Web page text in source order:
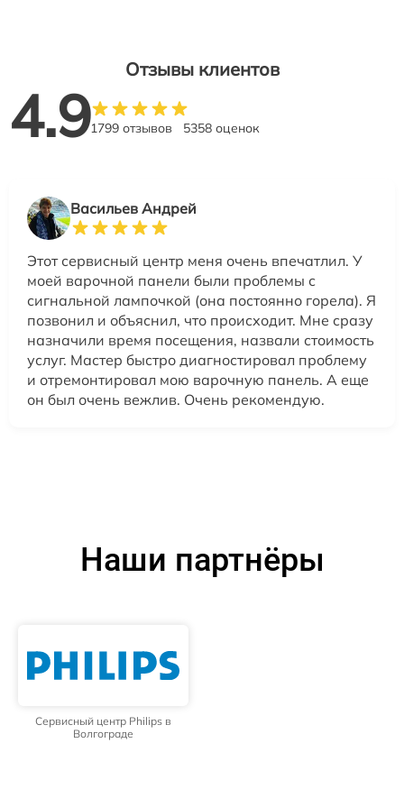
Отзывы клиентов
4.91799 отзывов 5358 оценок
Васильев Андрей
Этот сервисный центр меня очень впечатлил. У
моей варочной панели были проблемы с
сигнальной лампочкой (она постоянно горела). Я
позвонил и объяснил, что происходит. Мне сразу
назначили время посещения, назвали стоимость
услуг. Мастер быстро диагностировал проблему
и отремонтировал мою варочную панель. А еще
он был очень вежлив. Очень рекомендую.
Наши партнёры
Сервисный центр Philips в
Волгограде